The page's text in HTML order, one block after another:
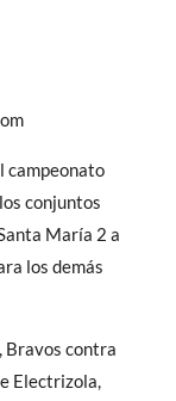
campeonato
conjuntos
María 2 a
los demás
Bravos contra
Electrizola,